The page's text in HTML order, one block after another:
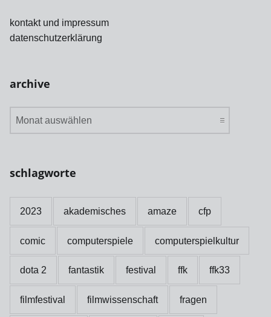
kontakt und impressum
datenschutzerklärung
archive
archive
schlagworte
2023 akademisches amaze cfp
comic computerspiele computerspielkultur
dota 2 fantastik festival ffk ffk33
filmfestival filmwissenschaft fragen